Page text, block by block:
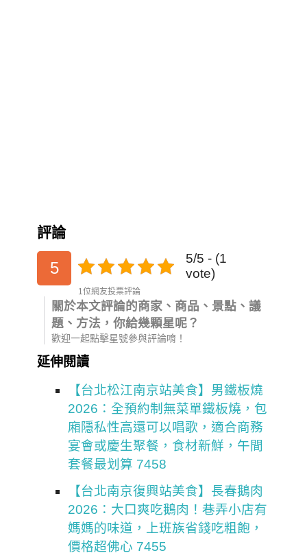
評論
5
5/5 - (1
vote)
1位網友投票評論
關於本文評論的商家、商品、景點、議
題、方法，你給幾顆星呢？
歡迎一起點擊星號參與評論唷！
延伸閱讀
【台北松江南京站美食】男鐵板燒
2026：全預約制無菜單鐵板燒，包
廂隱私性高還可以唱歌，適合商務
宴會或慶生聚餐，食材新鮮，午間
套餐最划算 7458
【台北南京復興站美食】長春鵝肉
2026：大口爽吃鵝肉！巷弄小店有
媽媽的味道，上班族省錢吃粗飽，
價格超佛心 7455